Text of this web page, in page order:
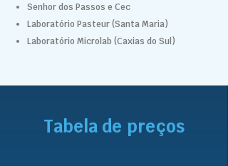
Senhor dos Passos e Cec
Laboratório Pasteur (Santa Maria)
Laboratório Microlab (Caxias do Sul)
Tabela de preços